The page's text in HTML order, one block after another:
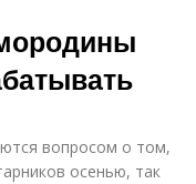
вопросом о том,
осенью, так